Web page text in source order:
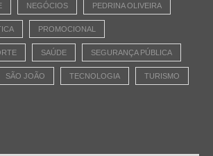
NEGÓCIOS PEDRINA OLIVEIRA
PROMOCIONAL
SAÚDE SEGURANÇA PÚBLICA
SÃO JOÃO TECNOLOGIA TURISMO